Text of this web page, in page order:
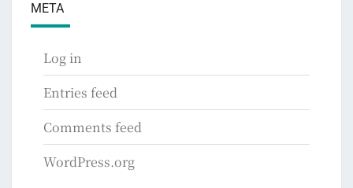
META
Log in
Entries feed
Comments feed
WordPress.org